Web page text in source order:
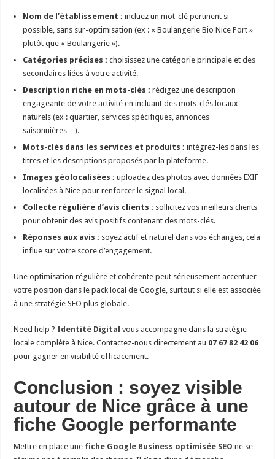
Nom de l’établissement : incluez un mot-clé pertinent si
possible, sans sur-optimisation (ex : « Boulangerie Bio Nice Port »
plutôt que « Boulangerie »).
Catégories précises : choisissez une catégorie principale et des
secondaires liées à votre activité.
Description riche en mots-clés : rédigez une description
engageante de votre activité en incluant des mots-clés locaux
naturels (ex : quartier, services spécifiques, annonces
saisonnières…).
Mots-clés dans les services et produits : intégrez-les dans les
titres et les descriptions proposés par la plateforme.
Images géolocalisées : uploadez des photos avec données EXIF
localisées à Nice pour renforcer le signal local.
Collecte régulière d’avis clients : sollicitez vos meilleurs clients
pour obtenir des avis positifs contenant des mots-clés.
Réponses aux avis : soyez actif et naturel dans vos échanges, cela
influe sur votre score d’engagement.
Une optimisation régulière et cohérente peut sérieusement accentuer
votre position dans le pack local de Google, surtout si elle est associée
à une stratégie SEO plus globale.
Need help ? Identité Digital vous accompagne dans la stratégie
locale complète à Nice. Contactez-nous directement au 07 67 82 42 06
pour gagner en visibilité efficacement.
Conclusion : soyez visible
autour de Nice grâce à une
fiche Google performante
Mettre en place une fiche Google Business optimisée SEO ne se